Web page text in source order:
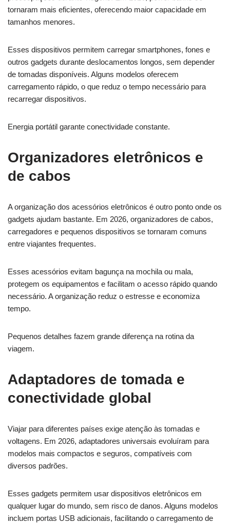
tornaram mais eficientes, oferecendo maior capacidade em
tamanhos menores.
Esses dispositivos permitem carregar smartphones, fones e
outros gadgets durante deslocamentos longos, sem depender
de tomadas disponíveis. Alguns modelos oferecem
carregamento rápido, o que reduz o tempo necessário para
recarregar dispositivos.
Energia portátil garante conectividade constante.
Organizadores eletrônicos e
de cabos
A organização dos acessórios eletrônicos é outro ponto onde os
gadgets ajudam bastante. Em 2026, organizadores de cabos,
carregadores e pequenos dispositivos se tornaram comuns
entre viajantes frequentes.
Esses acessórios evitam bagunça na mochila ou mala,
protegem os equipamentos e facilitam o acesso rápido quando
necessário. A organização reduz o estresse e economiza
tempo.
Pequenos detalhes fazem grande diferença na rotina da
viagem.
Adaptadores de tomada e
conectividade global
Viajar para diferentes países exige atenção às tomadas e
voltagens. Em 2026, adaptadores universais evoluíram para
modelos mais compactos e seguros, compatíveis com
diversos padrões.
Esses gadgets permitem usar dispositivos eletrônicos em
qualquer lugar do mundo, sem risco de danos. Alguns modelos
incluem portas USB adicionais, facilitando o carregamento de